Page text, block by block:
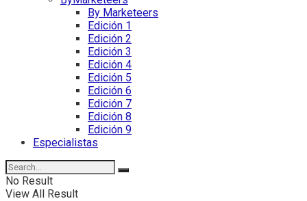
By Marketeers
Edición 1
Edición 2
Edición 3
Edición 4
Edición 5
Edición 6
Edición 7
Edición 8
Edición 9
Especialistas
No Result
View All Result